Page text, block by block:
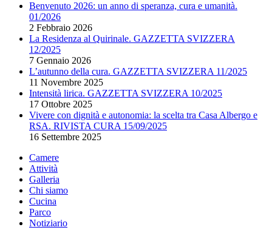
Benvenuto 2026: un anno di speranza, cura e umanità.
01/2026
2 Febbraio 2026
La Residenza al Quirinale. GAZZETTA SVIZZERA
12/2025
7 Gennaio 2026
L’autunno della cura. GAZZETTA SVIZZERA 11/2025
11 Novembre 2025
Intensità lirica. GAZZETTA SVIZZERA 10/2025
17 Ottobre 2025
Vivere con dignità e autonomia: la scelta tra Casa Albergo e
RSA. RIVISTA CURA 15/09/2025
16 Settembre 2025
Camere
Attività
Galleria
Chi siamo
Cucina
Parco
Notiziario